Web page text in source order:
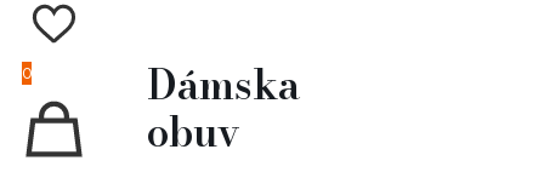
Dámska
obuv
0